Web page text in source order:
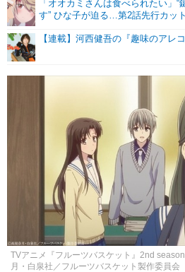
「オオカミさんは食べられたい」
す” ひな子が迫る…第2話先行カット
【連載】河西健吾の『趣味のアレコ
TVアニメ『フルーツバスケット』2nd
月・白泉社／フルーツバスケット製作委員会